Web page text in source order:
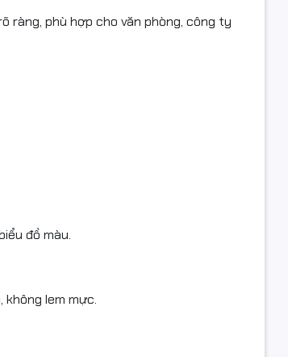
ràng, phù hợp cho văn phòng, công ty
đồ màu.
không lem mực.
hiệu
nghiệp, cửa hàng in màu